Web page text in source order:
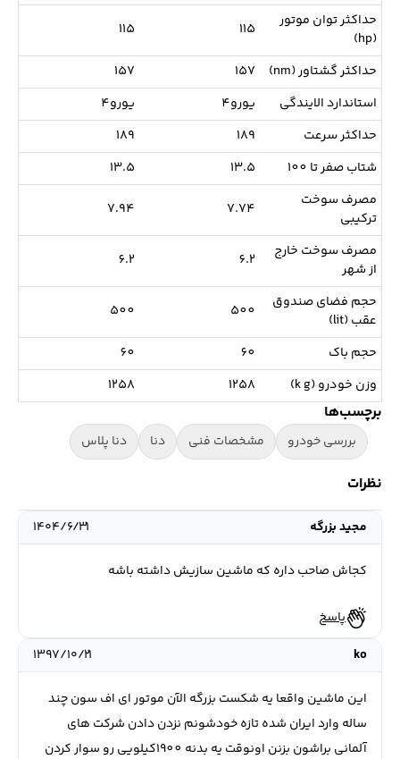
حداکثر توان موتور
(hp)
115
115
حداکثر گشتاور (nm) 157
157
استاندارد الایندگی
یورو4
یورو4
حداکثر سرعت
189
189
شتاب صفر تا 100
13.5
13.5
مصرف سوخت
ترکیبی
7.74
7.94
مصرف سوخت خارج
از شهر
6.2
6.2
حجم فضای صندوق
عقب (lit)
500
500
حجم باک 60
60
وزن خودرو (k g)
1258
1258
برچسب‌ها
بررسی خودرو مشخصات فنی دنا دنا پلاس
نظرات
مجید بزرگه ۱۴۰۴/۶/۳۱
کجاش صاحب داره که ماشین سازیش داشته باشه
پاسخ
ko
۱۳۹۷/۱۰/۲۱
این ماشین واقعا یه شکست بزرگه الآن موتور ای اف سون چند
ساله وارد ایران شده تازه خودشونم نزدن دادن شرکت های
آلمانی براشون بزنن اونوقت یه بدنه 1900کیلویی رو سوار کردن